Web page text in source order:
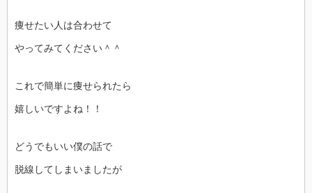
痩せたい人は合わせて
やってみてください＾＾
これで簡単に痩せられたら
嬉しいですよね！！
どうでもいい僕の話で
脱線してしまいましたが